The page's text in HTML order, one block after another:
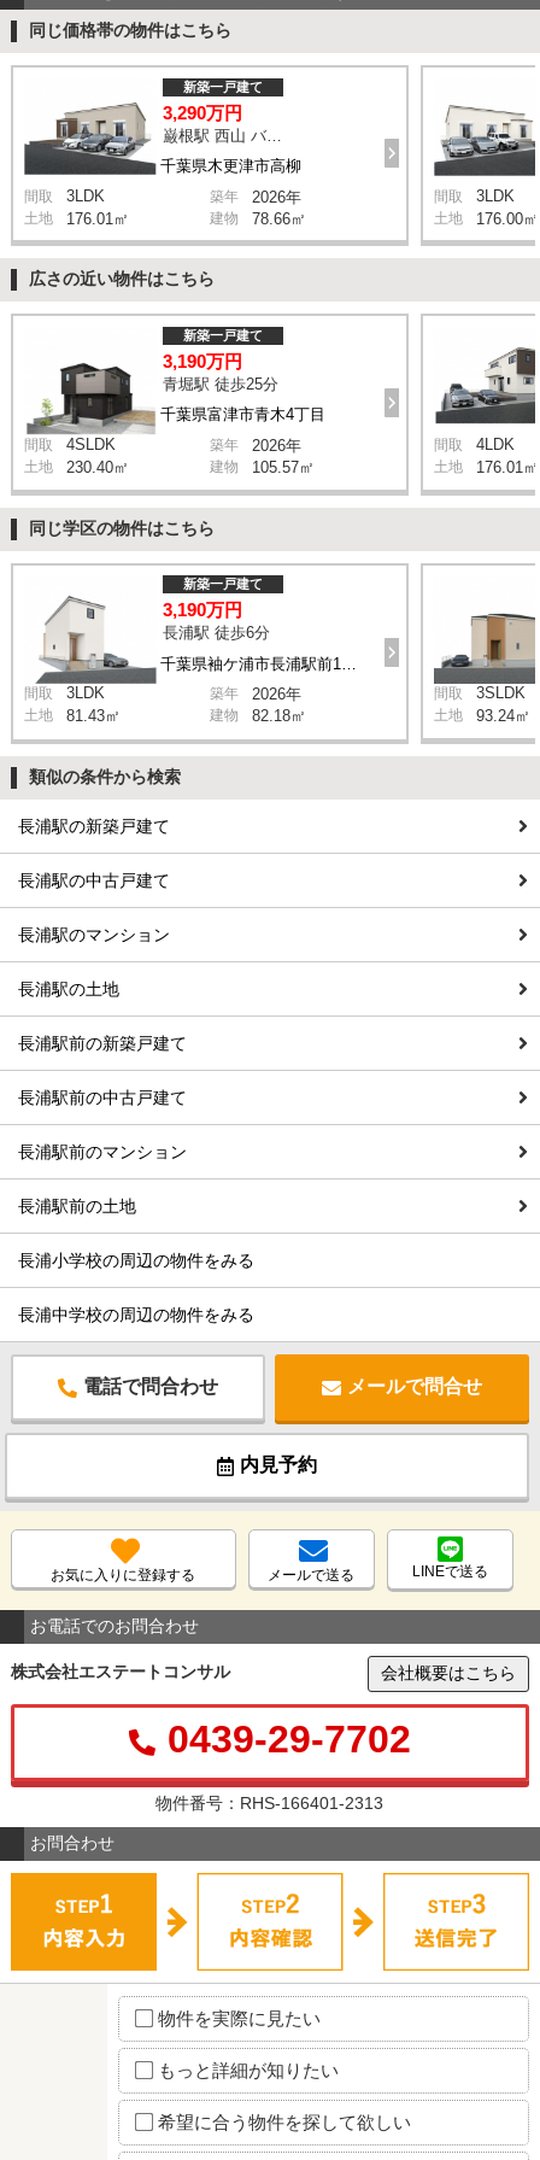
同じ価格帯の物件はこちら
千葉県木更津市高柳
新築一戸建て
3,290万円
巌根駅 西山 バス12分 停歩5分
間取 3LDK 築年 2026年
土地 176.01㎡ 建物 78.66㎡
間取 3LDK
土地 176.00㎡
広さの近い物件はこちら
千葉県富津市青木4丁目
新築一戸建て
3,190万円
青堀駅 徒歩25分
間取 4SLDK 築年 2026年
土地 230.40㎡ 建物 105.57㎡
間取 4LDK
土地 176.01㎡
同じ学区の物件はこちら
新築一戸建て
3,190万円
長浦駅 徒歩6分
間取 3LDK 築年 2026年
土地 81.43㎡ 建物 82.18㎡
間取 3SLDK
土地 93.24㎡
類似の条件から検索
長浦駅の新築戸建て
長浦駅の中古戸建て
長浦駅のマンション
長浦駅の土地
長浦駅前の新築戸建て
長浦駅前の中古戸建て
長浦駅前のマンション
長浦駅前の土地
長浦小学校の周辺の物件をみる
長浦中学校の周辺の物件をみる
電話で問合わせ メールで問合せ
内見予約
お気に入りに登録する メールで送る LINEで送る
お電話でのお問合わせ
株式会社エステートコンサル 会社概要はこちら
0439-29-7702
物件番号：RHS-166401-2313
お問合わせ
物件を実際に見たい
もっと詳細が知りたい
希望に合う物件を探して欲しい